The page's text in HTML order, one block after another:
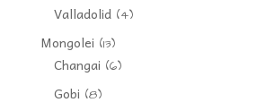
Valladolid(4)
Mongolei (13)
Changai (6)
Gobi (8)